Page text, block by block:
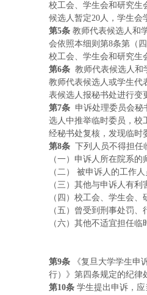
校工会、学生会和研究生
候选人暂定20人，学生会
第5条 教师代表候选人和
会依照本细则第8条第（
校工会、学生会和研究生
第6条 教师代表候选人和
教师代表候选人或学生代
表候选人报秘书处进行变
第7条 申诉处理委员会秘
选人中推举临时委员，校
经秘书处复核，发现临时
第8条 下列人员不得担任
（一） 申诉人所在院系的
（二）
被申诉人的工作人
（三） 其他与申诉人有利
（四） 校工会、学生会、
（五） 曾受到刑事处罚、
（六）其他不适宜担任临
第9条
《复旦大学学生
行）》第四条规定的纪律
第10条 学生提出申诉，